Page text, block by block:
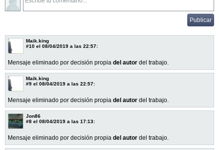
Maik.king
#10 el 08/04/2019 a las 22:57:
Mensaje eliminado por decisión propia del autor del trabajo.
Maik.king
#9 el 08/04/2019 a las 22:57:
Mensaje eliminado por decisión propia del autor del trabajo.
Jon86
#8 el 08/04/2019 a las 17:13:
Mensaje eliminado por decisión propia del autor del trabajo.